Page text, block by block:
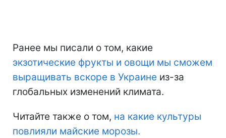
Ранее мы писали о том, какие
экзотические фрукты и овощи мы сможем
выращивать вскоре в Украине из-за
глобальных изменений климата.
Читайте также о том, на какие культуры
повлияли майские морозы.